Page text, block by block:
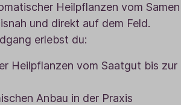
Heilpflanzen vom
und direkt auf dem Feld.
erlebst du:
Heilpflanzen vom Saatgut bis zur
Anbau in der Praxis